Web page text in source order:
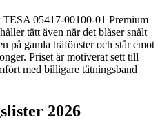
TESA 05417-00100-01 Premium
tätt även när det blåser snålt
på gamla träfönster och står emot
Priset är motiverat sett till
med billigare tätningsband
2026